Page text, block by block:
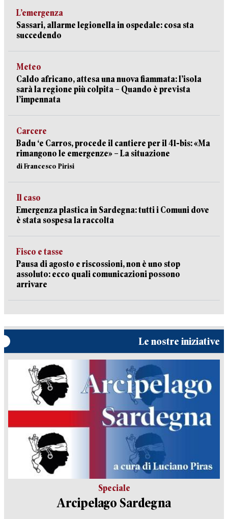
L’emergenza
Sassari, allarme legionella in ospedale: cosa sta
succedendo
Meteo
Caldo africano, attesa una nuova fiammata: l’isola
sarà la regione più colpita – Quando è prevista
l’impennata
Carcere
Badu ‘e Carros, procede il cantiere per il 41-bis: «Ma
rimangono le emergenze» – La situazione
di Francesco Pirisi
Il caso
Emergenza plastica in Sardegna: tutti i Comuni dove
è stata sospesa la raccolta
Fisco e tasse
Pausa di agosto e riscossioni, non è uno stop
assoluto: ecco quali comunicazioni possono
arrivare
Le nostre iniziative
Speciale
Arcipelago Sardegna